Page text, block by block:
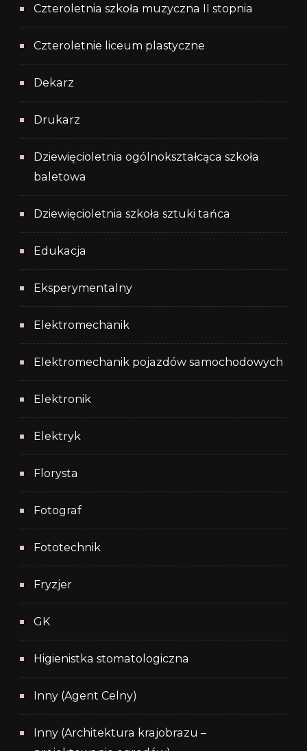
Czteroletnia szkoła muzyczna II stopnia
Czteroletnie liceum plastyczne
Dekarz
Drukarz
Dziewięcioletnia ogólnokształcąca szkoła
baletowa
Dziewięcioletnia szkoła sztuki tańca
Edukacja
Eksperymentalny
Elektromechanik
Elektromechanik pojazdów samochodowych
Elektronik
Elektryk
Florysta
Fotograf
Fototechnik
Fryzjer
GK
Higienistka stomatologiczna
Inny (Agent Celny)
Inny (Architektura krajobrazu –